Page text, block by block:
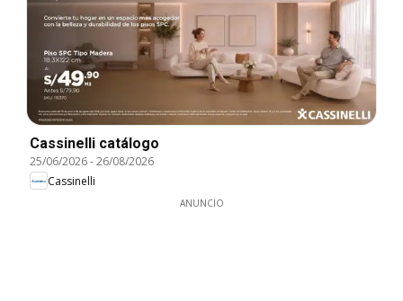
Cassinelli catálogo
25/06/2026-26/08/2026
Cassinelli
ANUNCIO